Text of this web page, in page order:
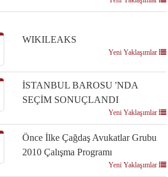
WIKILEAKS
Yeni Yaklaşımlar
İSTANBUL BAROSU 'NDA
SEÇİM SONUÇLANDI
Yeni Yaklaşımlar
Önce İlke Çağdaş Avukatlar Grubu
2010 Çalışma Programı
Yeni Yaklaşımlar